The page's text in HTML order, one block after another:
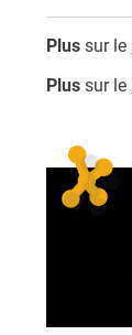
Plus sur le
Plus sur le